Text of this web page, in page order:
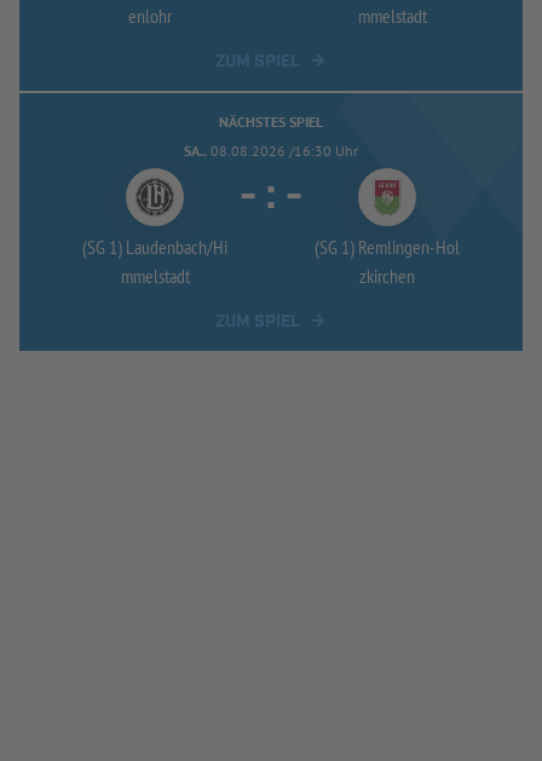
enlohr
mmelstadt
NÄCHSTES SPIEL
SA.. 08.08.2026 /16:30 Uhr
(SG 1) Laudenbach/Hi
mmelstadt
- : -
(SG 1) Remlingen-Hol
zkirchen